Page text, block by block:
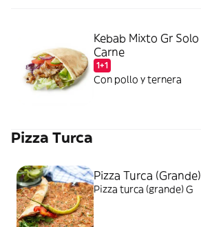
Kebab Mixto Gr Solo
Carne
1+1
Con pollo y ternera
Pizza Turca
Pizza Turca (Grande)
Pizza turca (grande) G